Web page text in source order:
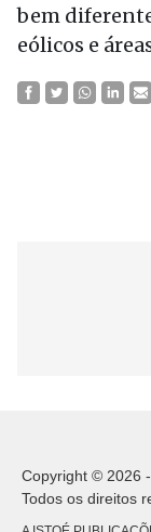
bem
eólicos e
Copyright © 2026
Todos os direitos